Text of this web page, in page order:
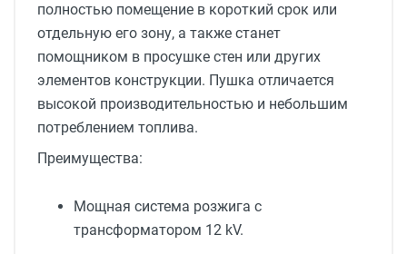
полностью помещение в короткий срок или
отдельную его зону, а также станет
помощником в просушке стен или других
элементов конструкции. Пушка отличается
высокой производительностью и небольшим
потреблением топлива.
Преимущества:
Мощная система розжига с
трансформатором 12 kV.